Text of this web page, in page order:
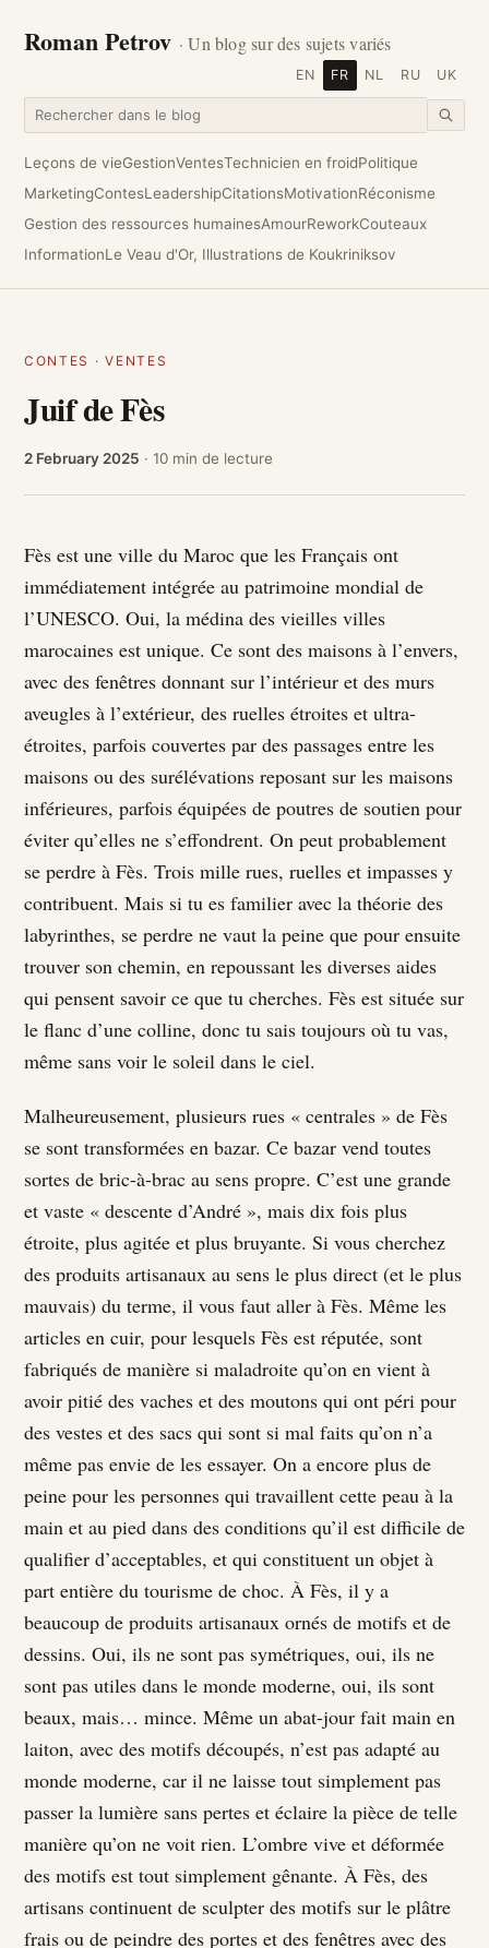
Roman Petrov · Un blog sur des sujets variés
EN FR NL RU UK
Leçons de vieGestionVentesTechnicien en froidPolitique
MarketingContesLeadershipCitationsMotivationRéconisme
Gestion des ressources humainesAmourReworkCouteaux
InformationLe Veau d'Or, Illustrations de Koukriniksov
CONTES ·VENTES
Juif de Fès
2 February 2025 · 10 min de lecture
Fès est une ville du Maroc que les Français ont
immédiatement intégrée au patrimoine mondial de
l’UNESCO. Oui, la médina des vieilles villes
marocaines est unique. Ce sont des maisons à l’envers,
avec des fenêtres donnant sur l’intérieur et des murs
aveugles à l’extérieur, des ruelles étroites et ultra-
étroites, parfois couvertes par des passages entre les
maisons ou des surélévations reposant sur les maisons
inférieures, parfois équipées de poutres de soutien pour
éviter qu’elles ne s’effondrent. On peut probablement
se perdre à Fès. Trois mille rues, ruelles et impasses y
contribuent. Mais si tu es familier avec la théorie des
labyrinthes, se perdre ne vaut la peine que pour ensuite
trouver son chemin, en repoussant les diverses aides
qui pensent savoir ce que tu cherches. Fès est située sur
le flanc d’une colline, donc tu sais toujours où tu vas,
même sans voir le soleil dans le ciel.
Malheureusement, plusieurs rues « centrales » de Fès
se sont transformées en bazar. Ce bazar vend toutes
sortes de bric-à-brac au sens propre. C’est une grande
et vaste « descente d’André », mais dix fois plus
étroite, plus agitée et plus bruyante. Si vous cherchez
des produits artisanaux au sens le plus direct (et le plus
mauvais) du terme, il vous faut aller à Fès. Même les
articles en cuir, pour lesquels Fès est réputée, sont
fabriqués de manière si maladroite qu’on en vient à
avoir pitié des vaches et des moutons qui ont péri pour
des vestes et des sacs qui sont si mal faits qu’on n’a
même pas envie de les essayer. On a encore plus de
peine pour les personnes qui travaillent cette peau à la
main et au pied dans des conditions qu’il est difficile de
qualifier d’acceptables, et qui constituent un objet à
part entière du tourisme de choc. À Fès, il y a
beaucoup de produits artisanaux ornés de motifs et de
dessins. Oui, ils ne sont pas symétriques, oui, ils ne
sont pas utiles dans le monde moderne, oui, ils sont
beaux, mais… mince. Même un abat-jour fait main en
laiton, avec des motifs découpés, n’est pas adapté au
monde moderne, car il ne laisse tout simplement pas
passer la lumière sans pertes et éclaire la pièce de telle
manière qu’on ne voit rien. L’ombre vive et déformée
des motifs est tout simplement gênante. À Fès, des
artisans continuent de sculpter des motifs sur le plâtre
frais ou de peindre des portes et des fenêtres avec des